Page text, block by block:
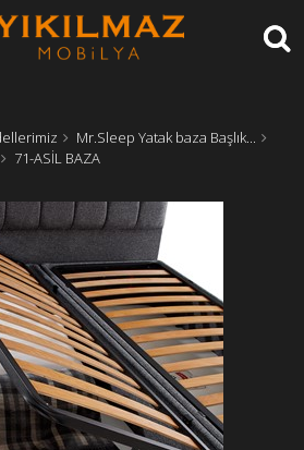
Mr.Sleep Yatak baza Başlık...
71-ASİL BAZA